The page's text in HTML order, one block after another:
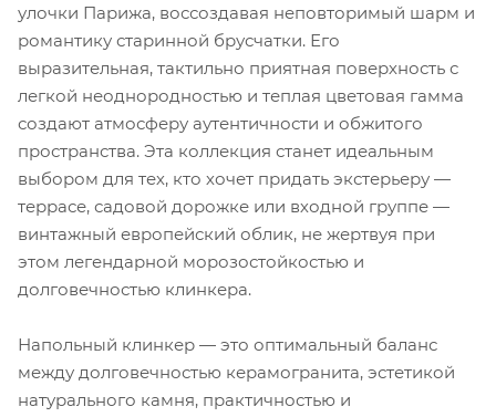
улочки Парижа, воссоздавая неповторимый шарм и
романтику старинной брусчатки. Его
выразительная, тактильно приятная поверхность с
легкой неоднородностью и теплая цветовая гамма
создают атмосферу аутентичности и обжитого
пространства. Эта коллекция станет идеальным
выбором для тех, кто хочет придать экстерьеру —
террасе, садовой дорожке или входной группе —
винтажный европейский облик, не жертвуя при
этом легендарной морозостойкостью и
долговечностью клинкера.
Напольный клинкер — это оптимальный баланс
между долговечностью керамогранита, эстетикой
натурального камня, практичностью и